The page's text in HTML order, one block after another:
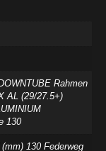
Rahmen
AL (29/27.5+)
130
130 Federweg